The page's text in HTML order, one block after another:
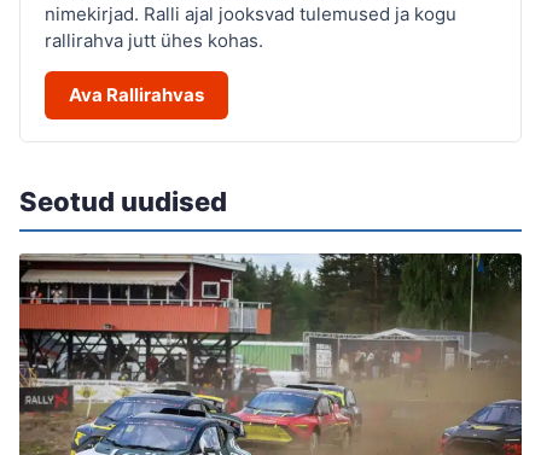
nimekirjad. Ralli ajal jooksvad tulemused ja kogu
rallirahva jutt ühes kohas.
Ava Rallirahvas
Seotud uudised